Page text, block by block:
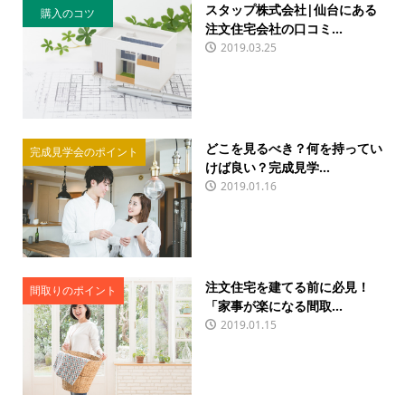
購入のコツ
スタップ株式会社|仙台にある
注文住宅会社の口コミ...
2019.03.25
完成見学会のポイント
どこを見るべき？何を持ってい
けば良い？完成見学...
2019.01.16
間取りのポイント
注文住宅を建てる前に必見！
「家事が楽になる間取...
2019.01.15